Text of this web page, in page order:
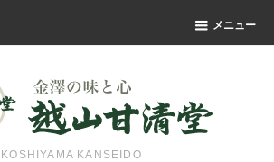
メニュー
KOSHIYAMA KANSEIDO